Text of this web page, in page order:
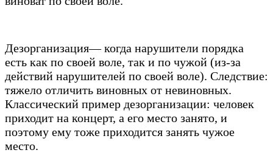
Дезорганизация— когда нарушители порядка
есть как по своей воле, так и по чужой (из-за
действий нарушителей по своей воле). Следствие:
тяжело отличить виновных от невиновных.
Классический пример дезорганизации: человек
приходит на концерт, а его место занято, и
поэтому ему тоже приходится занять чужое
место.